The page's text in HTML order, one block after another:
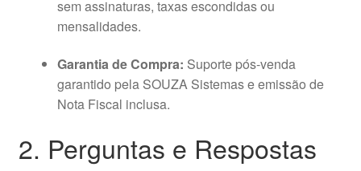
sem assinaturas, taxas escondidas ou
mensalidades.
Garantia de Compra: Suporte pós-venda
garantido pela SOUZA Sistemas e emissão de
Nota Fiscal inclusa.
2. Perguntas e Respostas